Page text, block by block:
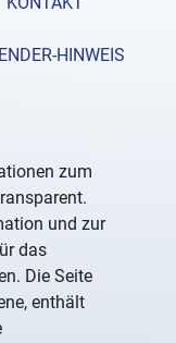
HINWEIS
zum
und zur
das
Die Seite
enthält